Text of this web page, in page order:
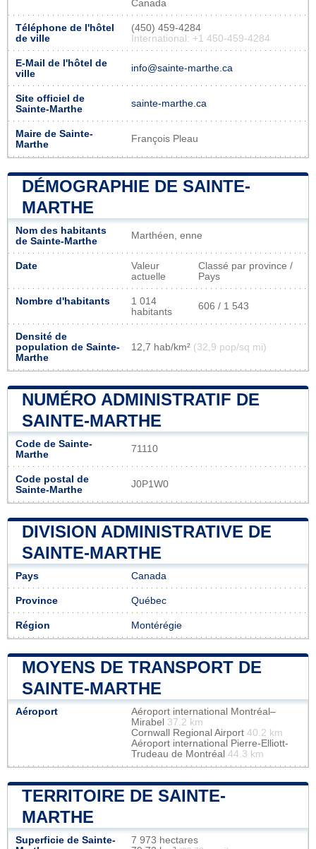
Canada
Téléphone de l'hôtel
de ville
(450) 459-4284
International: +1 450-459-4284
E-Mail de l'hôtel de
ville
info@sainte-marthe.ca
Site officiel de
Sainte-Marthe
sainte-marthe.ca
Maire de Sainte-
Marthe
François Pleau
DÉMOGRAPHIE DE SAINTE-
MARTHE
Nom des habitants
de Sainte-Marthe
Marthéen, enne
Date
Valeur
actuelle
Classé par province /
Pays
Nombre d'habitants
1 014
habitants
606 / 1 543
Densité de
population de Sainte-
Marthe
12,7 hab/km² (32,9 pop/sq mi)
NUMÉRO ADMINISTRATIF DE
SAINTE-MARTHE
Code de Sainte-
Marthe
71110
Code postal de
Sainte-Marthe
J0P1W0
DIVISION ADMINISTRATIVE DE
SAINTE-MARTHE
Pays Canada
Province Québec
Région Montérégie
MOYENS DE TRANSPORT DE
SAINTE-MARTHE
Aéroport
Aéroport international Montréal–
Mirabel 37.2 km
Cornwall Regional Airport 40.2 km
Aéroport international Pierre-Elliott-
Trudeau de Montréal 44.3 km
TERRITOIRE DE SAINTE-
MARTHE
Superficie de Sainte-
7 973 hectares